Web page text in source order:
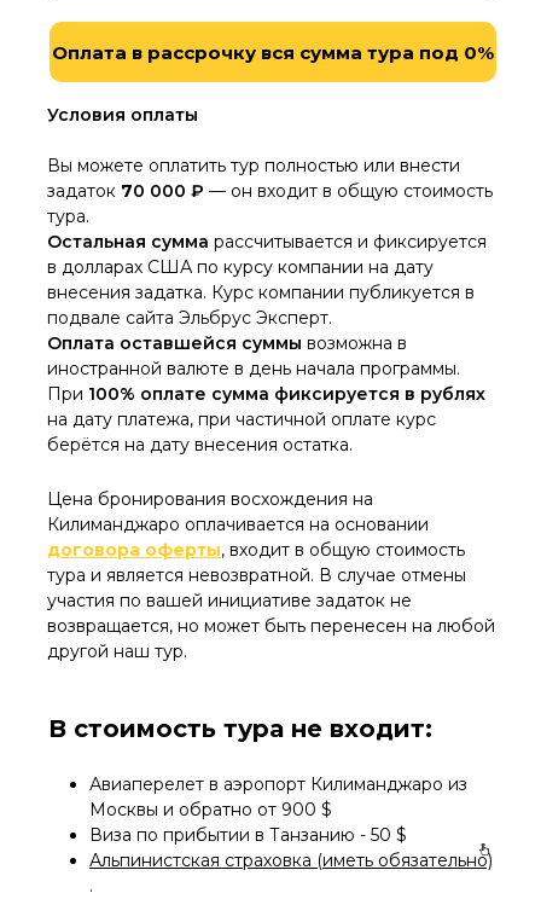
Оплата в рассрочку вся сумма тура под 0%
Цена бронирования восхождения на
Килиманджаро оплачивается на основании
договора оферты, входит в общую стоимость
тура и является невозвратной. В случае отмены
участия по вашей инициативе задаток не
возвращается, но может быть перенесен на любой
другой наш тур.
Условия оплаты
Вы можете оплатить тур полностью или внести
задаток 70 000 ₽ — он входит в общую стоимость
тура.
Остальная сумма рассчитывается и фиксируется
в долларах США по курсу компании на дату
внесения задатка. Курс компании публикуется в
подвале сайта Эльбрус Эксперт.
Оплата оставшейся суммы возможна в
иностранной валюте в день начала программы.
При 100% оплате сумма фиксируется в рублях
на дату платежа, при частичной оплате курс
берётся на дату внесения остатка.
В стоимость тура не входит:
Авиаперелет в аэропорт Килиманджаро из
Москвы и обратно от 900 $
Виза по прибытии в Танзанию - 50 $
Альпинистская страховка (иметь обязательно)
.